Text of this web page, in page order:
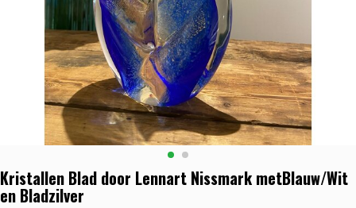
Kristallen Blad door Lennart Nissmark metBlauw/Wit
en Bladzilver